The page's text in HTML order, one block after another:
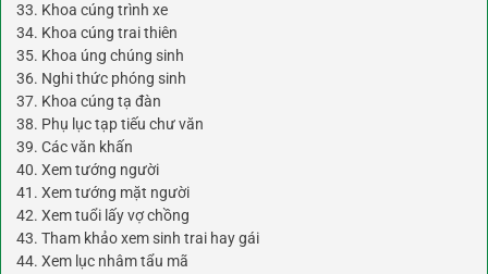
33. Khoa cúng trình xe
34. Khoa cúng trai thiên
35. Khoa úng chúng sinh
36. Nghi thức phóng sinh
37. Khoa cúng tạ đàn
38. Phụ lục tạp tiếu chư văn
39. Các văn khấn
40. Xem tướng người
41. Xem tướng mặt người
42. Xem tuổi lấy vợ chồng
43. Tham khảo xem sinh trai hay gái
44. Xem lục nhâm tẩu mã